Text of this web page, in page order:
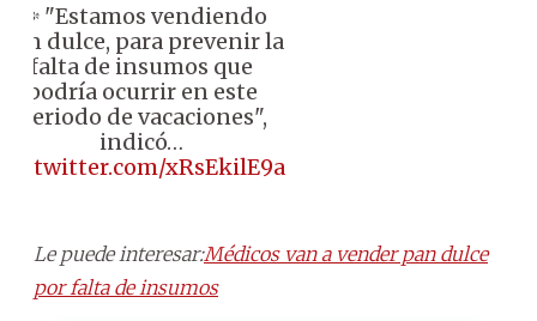
🗣️ "Estamos vendiendo
pan dulce, para prevenir la
falta de insumos que
podría ocurrir en este
periodo de vacaciones",
indicó…
xRsEkilE9a
Le puede interesar:Médicos van a vender pan dulce
por falta de insumos